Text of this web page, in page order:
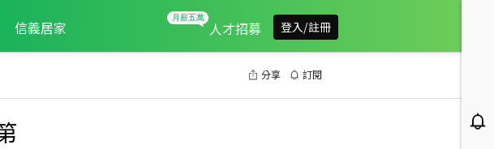
信義居家 人才招募 登入/註冊
分享 訂閱